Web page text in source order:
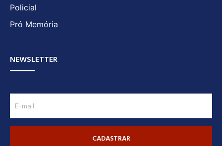
Policial
Pró Memória
NEWSLETTER
CADASTRAR